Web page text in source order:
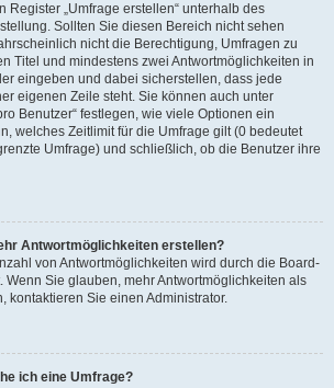
Register „Umfrage erstellen“ unterhalb des
Sollten Sie diesen Bereich nicht sehen
nicht die Berechtigung, Umfragen zu
Titel und mindestens zwei Antwortmöglichkeiten in
eingeben und dabei sicherstellen, dass jede
eigenen Zeile steht. Sie können auch unter
Benutzer“ festlegen, wie viele Optionen ein
welches Zeitlimit für die Umfrage gilt (0 bedeutet
Umfrage) und schließlich, ob die Benutzer ihre
Antwortmöglichkeiten erstellen?
von Antwortmöglichkeiten wird durch die Board-
Wenn Sie glauben, mehr Antwortmöglichkeiten als
kontaktieren Sie einen Administrator.
ich eine Umfrage?